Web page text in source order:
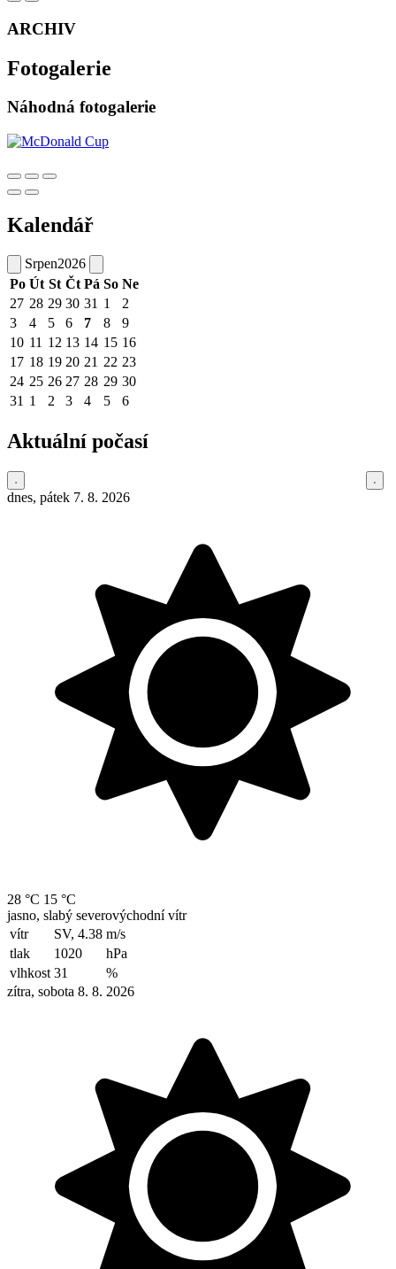
ARCHIV
Fotogalerie
Náhodná fotogalerie
Kalendář
Srpen2026
Po Út St Čt Pá So Ne
27 28 29 30 31 1
2
3
4 5 6 7 8
9
10 11 12 13 14 15 16
17 18 19 20 21 22 23
24 25 26 27 28 29 30
31 1 2 3 4 5 6
Aktuální počasí
dnes, pátek 7. 8. 2026
28 °C 15 °C
jasno, slabý severovýchodní vítr
vítr
SV, 4.38 m/s
tlak
1020
hPa
vlhkost 31
%
zítra, sobota 8. 8. 2026